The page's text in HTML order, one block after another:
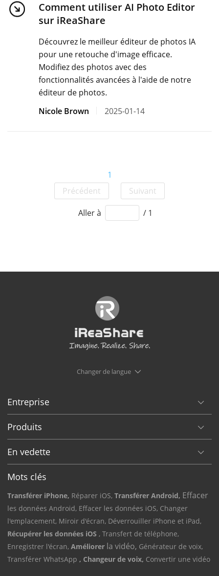
Comment utiliser AI Photo Editor
sur iReaShare
Découvrez le meilleur éditeur de photos IA
pour une retouche d'image efficace.
Modifiez des photos avec des
fonctionnalités avancées à l'aide de notre
éditeur de photos.
Nicole Brown
2025-01-14
Précédent
1
Suivant
Aller à / 1
Changer de langue
Entreprise
Produits
En vedette
Mots clés
Transférer iPhone, Réparer iOS, Transférer Android, Effacer
les données Android, Effacer les données iOS, Changer
l'emplacement, Miroir d'écran, Déverrouiller iPhone et iPad,
Récupérer les données iOS , Transfert de téléphone,
Enregistrer l'écran, Améliorer la vidéo, Générateur de voix,
Transférer WhatsApp , Changeur de voix, Convertir une vidéo